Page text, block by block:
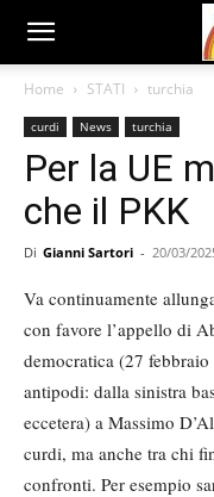
Home STATI turchia
curdi News turchia
Per la UE
che il PKK
Di Gianni Sartori - 20/03/
Va continuamente
con favore l’appello di
democratica (27
antipodi: dalla sinistra
eccetera) a Massimo
curdi, ma anche tra chi
confronti. Per esempio